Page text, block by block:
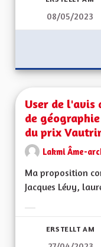
08/05/2023
User de l'avis
de
du prix
Lakmi Âme-
Ma proposition
Jacques Lévy,
ERSTELLT AM